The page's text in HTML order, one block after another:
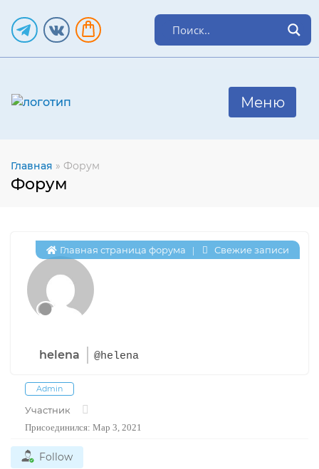
Главная » Форум
Форум
helena @helena
Главная страница форума | Свежие записи
Admin
Участник
Присоединился: Мар 3, 2021
Follow